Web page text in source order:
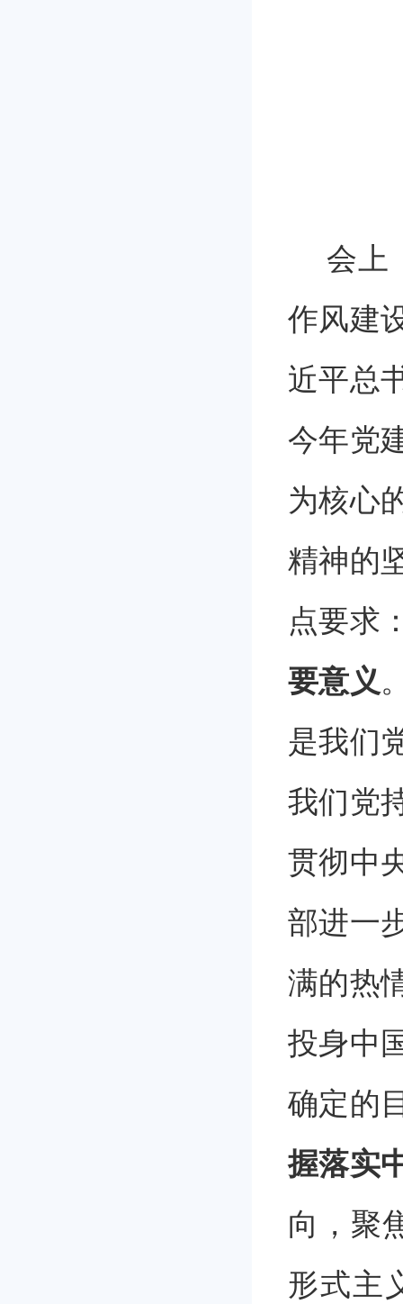
会上
作风建
近平总
今年党
为核心
精神的
点要求
要意义
是我们
我们党
贯彻中
部进一
满的热
投身中
确定的
握落实
向，聚
形式主